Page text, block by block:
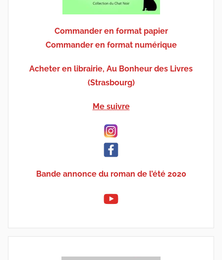
Commander en format papier
Commander en format numérique
Acheter en librairie, Au Bonheur des Livres
(Strasbourg)
Me suivre
Bande annonce du roman de l’été 2020